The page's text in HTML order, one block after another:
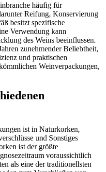
häufig für
Reifung, Konservierung
besitzt spezifische
Verwendung kann
des Weins beeinflussen.
zunehmender Beliebtheit,
und praktischen
Weinverpackungen,
ist in Naturkorken,
und Sonstiges
ist der größte
voraussichtlich
als eine der traditionellsten